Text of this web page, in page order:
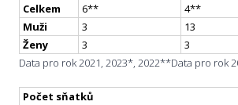
Celkem
6** 4**
Muži
3 13
Ženy
3 3
Data pro rok 2021, 2023*, 2022**Data pro rok
Počet sňatků